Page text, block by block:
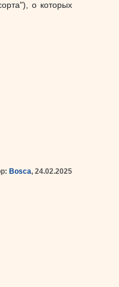
о которых
Bosca, 24.02.2025